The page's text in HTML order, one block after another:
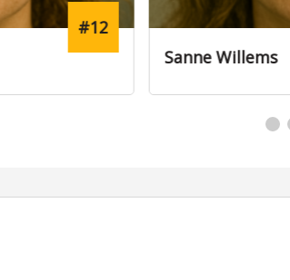
#12
Sanne Willems